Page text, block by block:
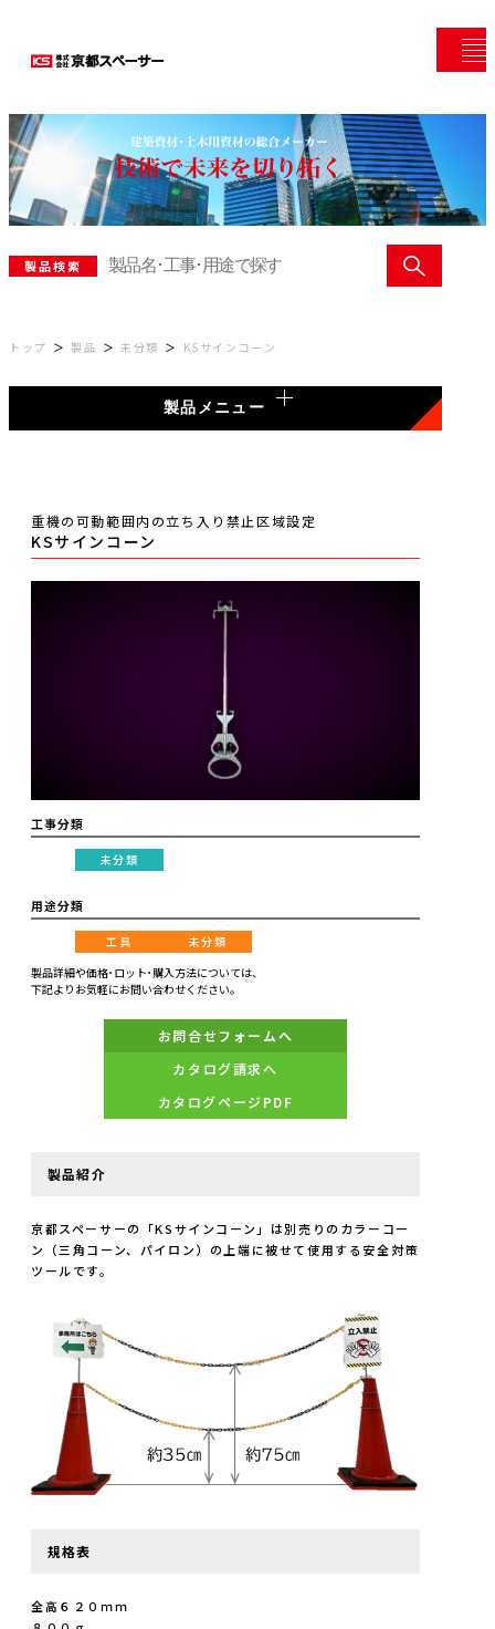
製品検索
トップ 製品 未分類 KSサインコーン
製品メニュー
重機の可動範囲内の立ち入り禁止区域設定
KSサインコーン
工事分類
未分類
用途分類
工具
未分類
製品詳細や価格･ロット･購入方法については、
下記よりお気軽にお問い合わせください。
お問合せフォームへ
カタログ請求へ
カタログページPDF
製品紹介
京都スペーサーの「KSサインコーン」は別売りのカラーコー
ン（三角コーン、パイロン）の上端に被せて使用する安全対策
ツールです。
規格表
全高６２０ｍｍ